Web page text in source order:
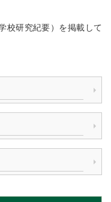
校研究紀要）を掲載して